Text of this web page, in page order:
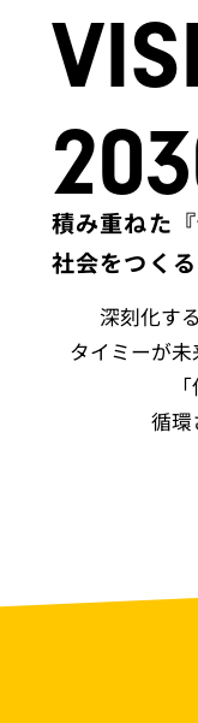
積み重ねた
社会をつくる
深刻化す
タイミーが未
循環